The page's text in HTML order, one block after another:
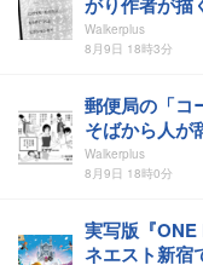
Walkerplus
8月9日 18時3分
郵便局の「コ
そばから人
Walkerplus
8月9日 18時0分
実写版『
ネエスト新宿